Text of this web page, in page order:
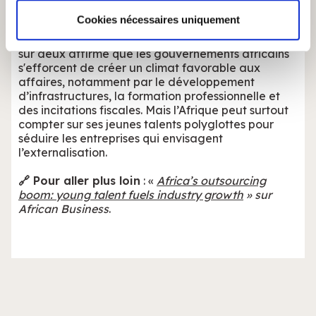
partageons également des informations sur l'utilisation de
notre site avec nos partenaires de médias sociaux, de
publicité et d'analyse, qui peuvent combiner celles-ci
avec d'autres informations que vous leur avez fournies
ou qu'ils ont collectées lors de votre utilisation de leurs
services.
Cookies nécessaires uniquement
des coûts de main-d'œuvre jusqu'à
80 % inférieurs à ceux des marchés
occidentaux. Aussi, près d’une entreprise sondée
sur deux affirme que les gouvernements africains
s'efforcent de créer un climat favorable aux
affaires, notamment par le développement
d’infrastructures, la formation professionnelle et
des incitations fiscales. Mais l’Afrique peut surtout
compter sur ses jeunes talents polyglottes pour
séduire les entreprises qui envisagent
l’externalisation.
🔗 Pour aller plus loin : « Africa’s outsourcing
boom: young talent fuels industry growth » sur
African Business.